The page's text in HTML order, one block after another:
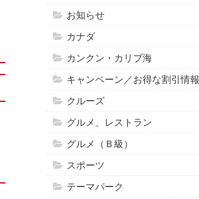
お知らせ
カナダ
カンクン・カリブ海
キャンペーン／お得な割引情報
クルーズ
グルメ、レストラン
グルメ（Ｂ級）
スポーツ
テーマパーク